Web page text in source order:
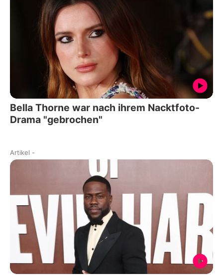
Bella Thorne war nach ihrem Nacktfoto-
Drama "gebrochen"
Artikel -